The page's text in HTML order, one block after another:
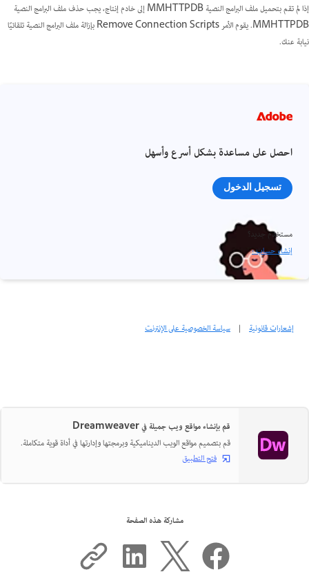
إذا لم تقم بتحميل ملف البرامج النصية MMHTTPDB إلى خادم إنتاج، يجب حذف ملف البرامج النصية
MMHTTPDB. يقوم الأمر Remove Connection Scripts بإزالة ملف البرامج النصية تلقائيًا
نيابة عنك.
احصل على مساعدة بشكل أسرع وأسهل
تسجيل الدخول
مستخدم جديد؟
إنشاء حساب ›
إشعارات قانونية | سياسة الخصوصية على الإنترنت
قم بإنشاء مواقع ويب جميلة في Dreamweaver
قم بتصميم مواقع الويب الديناميكية وبرمجتها وإدارتها في أداة قوية متكاملة.
فتح التطبيق
مشاركة هذه الصفحة